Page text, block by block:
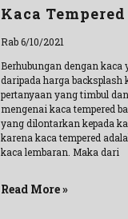
Kaca
Rab 6/10/2021
Berhubungan dengan kaca
daripada harga backsplash
pertanyaan yang timbul
mengenai kaca tempered
yang dilontarkan kepada
karena kaca tempered
kaca lembaran. Maka dari
Read More »